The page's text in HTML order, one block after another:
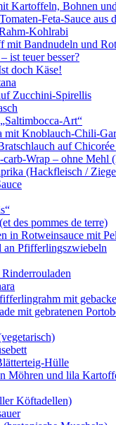
Kartoffeln, Bohnen
Feta-Sauce aus
Kohlrabi
Bandnudeln und
ist teuer besser?
doch Käse!
Zucchini-Spirellis
Art“
mit Knoblauch-Chili-
auf
Wrap – ohne Mehl
(Hackfleisch /
des pommes de terre)
in Rotweinsauce mit
Pfifferlingszwiebeln
mit
mit gebratenen
Hülle
Möhren und lila
Köftadellen)